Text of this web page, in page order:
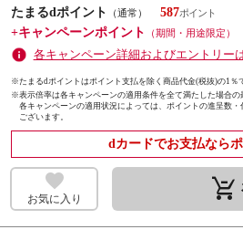
たまるdポイント
（通常）
587
+キャンペーンポイント
（期間・用途限定）
各キャンペーン詳細およびエントリー
※たまるdポイントはポイント支払を除く商品代金(税抜)の1％
※表示倍率は各キャンペーンの適用条件を全て満たした場合の
各キャンペーンの適用状況によっては、ポイントの進呈数
ございます。
dカードでお支払なら
お気に入り remove_shopping_cart